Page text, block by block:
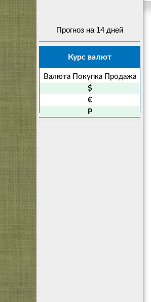
Прогноз на 14 дней
Курс валют
Валюта Покупка
Продажа
$
€
P